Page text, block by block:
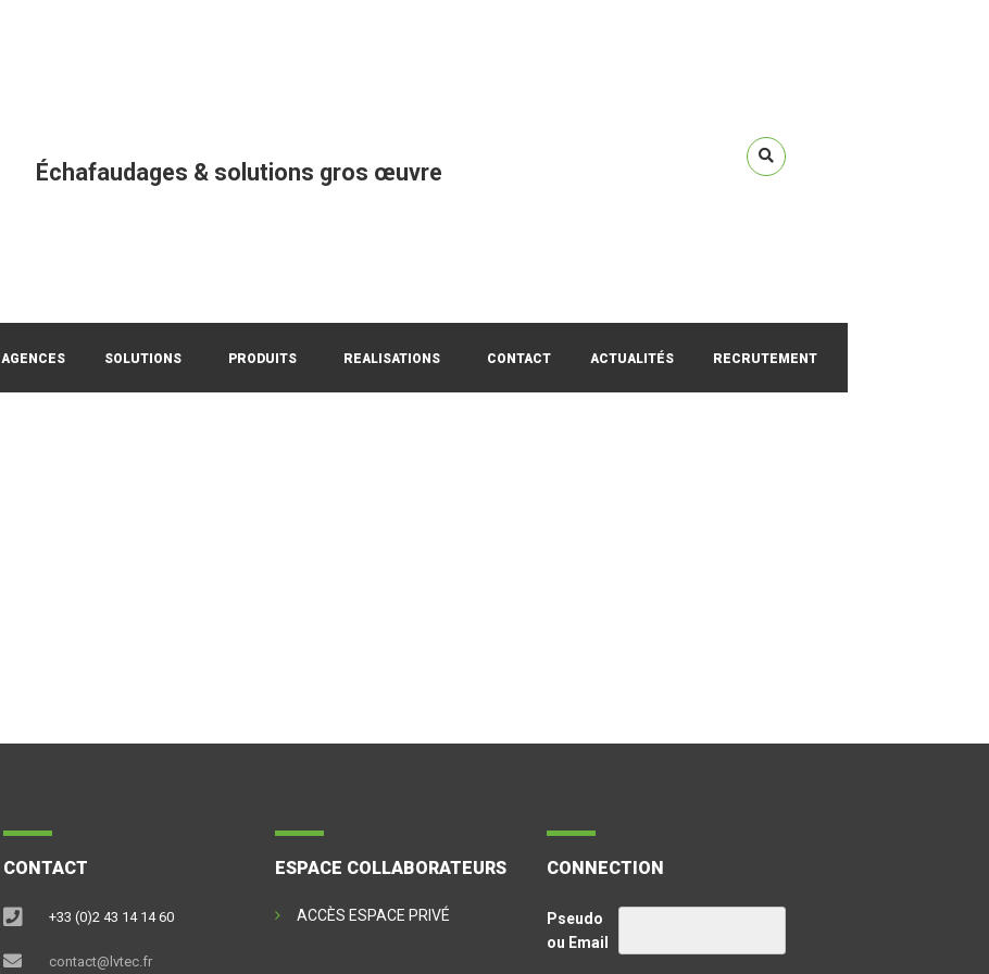
Échafaudages & solutions gros œuvre
AGENCES SOLUTIONS PRODUITS REALISATIONS CONTACT ACTUALITÉS RECRUTEMENT
CONTACT
+33 (0)2 43 14 14 60
contact@lvtec.fr
ESPACE COLLABORATEURS
ACCÈS ESPACE PRIVÉ
CONNECTION
Pseudo
ou Email